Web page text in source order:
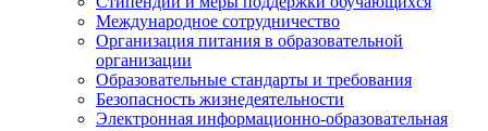
Международное сотрудничество
Организация питания в образовательной
организации
Образовательные стандарты и требования
Безопасность жизнедеятельности
Электронная информационно-образовательная